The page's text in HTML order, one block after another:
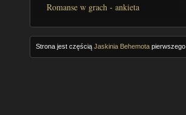
Romanse w grach - ankieta
Strona jest częścią Jaskinia Behemotapierwszego